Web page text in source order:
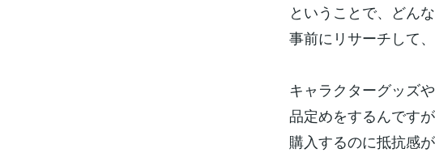
ということで、どん
事前にリサーチして
キャラクターグッズ
品定めをするんです
購入するのに抵抗感